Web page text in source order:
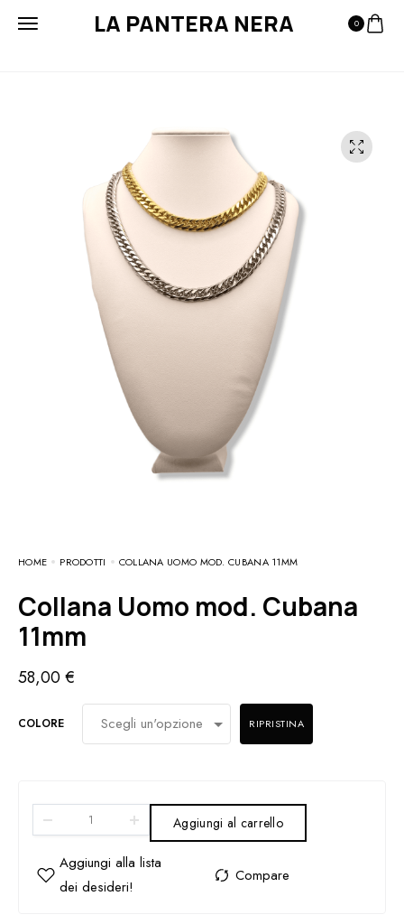
LA PANTERA NERA 0
HOME PRODOTTI COLLANA UOMO MOD. CUBANA 11MM
Collana Uomo mod. Cubana
11mm
58,00€
COLORE RIPRISTINA
Aggiungi al carrello